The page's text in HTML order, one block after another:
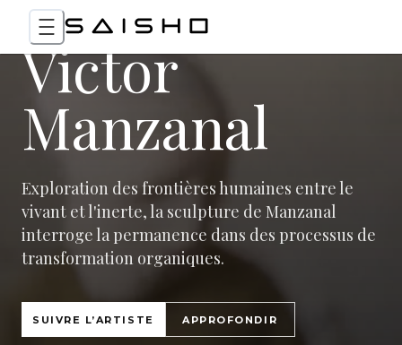
Victor
Manzanal
Exploration des frontières humaines entre le
vivant et l'inerte, la sculpture de Manzanal
interroge la permanence dans des processus de
transformation organiques.
SUIVRE L’ARTISTE APPROFONDIR